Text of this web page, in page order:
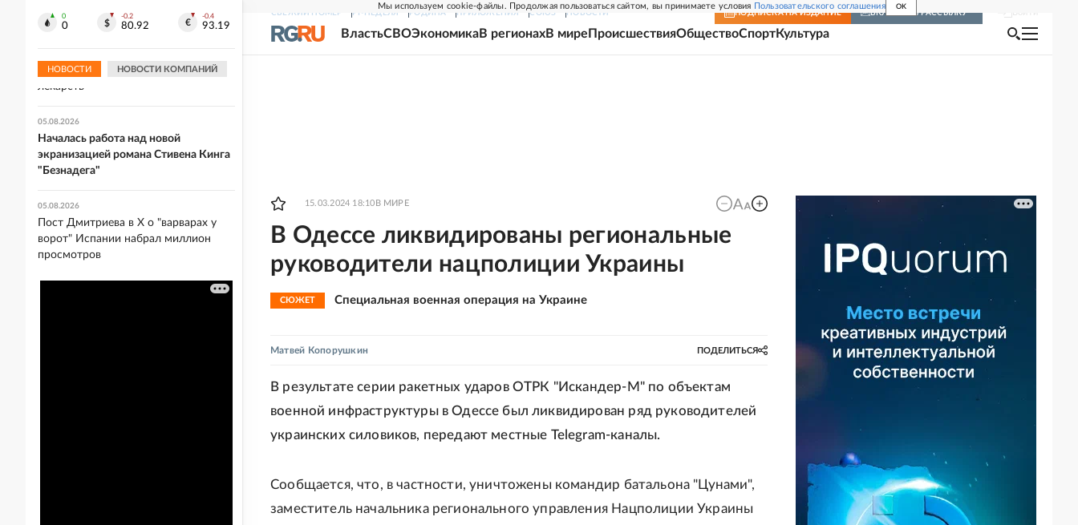
Мы используем cookie-файлы. Продолжая пользоваться сайтом, вы принимаете условия Пользовательского соглашения OK
СВЕЖИЙ НОМЕР РГ-НЕДЕЛЯ РОДИНА ПРИЛОЖЕНИЯ СОЮЗ НОВОСТИ ПОДПИСКА НА ИЗДАНИЕ ВКЛЮЧИТЬ РАССЫЛКУ
ВластьСВОЭкономикаВ регионахВ мире ПроисшествияОбществоСпортКультура
15.03.2024 18:10 В МИРЕ
В Одессе ликвидированы региональные
руководители нацполиции Украины
СЮЖЕТ Специальная военная операция на Украине
Матвей Копорушкин ПОДЕЛИТЬСЯ
В результате серии ракетных ударов ОТРК "Искандер-М" по объектам
военной инфраструктуры в Одессе был ликвидирован ряд руководителей
украинских силовиков, передают местные Telegram-каналы.
Сообщается, что, в частности, уничтожены командир батальона "Цунами",
заместитель начальника регионального управления Нацполиции Украины
0
0
-0.2
80.92
-0.4
93.19
НОВОСТИ НОВОСТИ КОМПАНИЙ
расширить перечень важнейших
лекарств
05.08.2026
Началась работа над новой
экранизацией романа Стивена Кинга
"Безнадега"
05.08.2026
Пост Дмитриева в X о "варварах у
ворот" Испании набрал миллион
просмотров